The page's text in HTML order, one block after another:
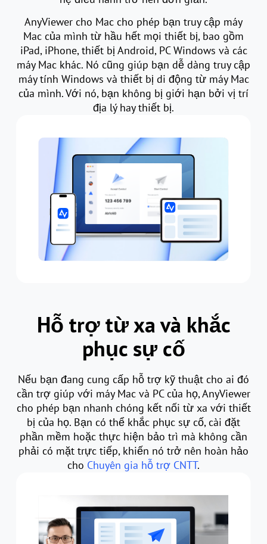
AnyViewer cho Mac cho phép bạn truy cập máy
Mac của mình từ hầu hết mọi thiết bị, bao gồm
iPad, iPhone, thiết bị Android, PC Windows và các
máy Mac khác. Nó cũng giúp bạn dễ dàng truy cập
máy tính Windows và thiết bị di động từ máy Mac
của mình. Với nó, bạn không bị giới hạn bởi vị trí
địa lý hay thiết bị.
Hỗ trợ từ xa và khắc
phục sự cố
Nếu bạn đang cung cấp hỗ trợ kỹ thuật cho ai đó
cần trợ giúp với máy Mac và PC của họ, AnyViewer
cho phép bạn nhanh chóng kết nối từ xa với thiết
bị của họ. Bạn có thể khắc phục sự cố, cài đặt
phần mềm hoặc thực hiện bảo trì mà không cần
phải có mặt trực tiếp, khiến nó trở nên hoàn hảo
cho Chuyên gia hỗ trợ CNTT.